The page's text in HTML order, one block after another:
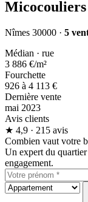
Micocouliers
Nîmes 30000 · 5
Médian · rue
3 886 €/m²
Fourchette
926 à 4 113 €
Dernière vente
mai 2023
Avis clients
★ 4,9 · 215 avis
Combien vaut votre
Un expert du
engagement.